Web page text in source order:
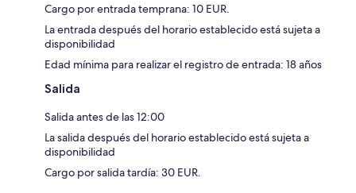
Cargo por entrada temprana: 10 EUR.
La entrada después del horario establecido está sujeta a
disponibilidad
Edad mínima para realizar el registro de entrada: 18 años
Salida
Salida antes de las 12:00
La salida después del horario establecido está sujeta a
disponibilidad
Cargo por salida tardía: 30 EUR.